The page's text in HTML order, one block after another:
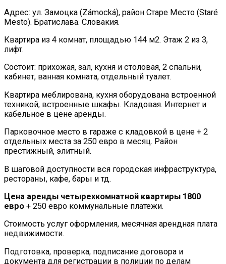
Адрес: ул. Замоцка (Zámocká), район Старе Место (Staré
Mesto). Братислава. Словакия.
Квартира из 4 комнат, площадью 144 м2. Этаж 2 из 3,
лифт.
Состоит: прихожая, зал, кухня и столовая, 2 спальни,
кабинет, ванная комната, отдельный туалет.
Квартира меблирована, кухня оборудована встроенной
техникой, встроенные шкафы. Кладовая. Интернет и
кабельное в цене аренды.
Парковочное место в гараже с кладовкой в цене + 2
отдельных места за 250 евро в месяц. Район
престижный, элитный.
В шаговой доступности вся городская инфраструктура,
рестораны, кафе, бары и тд.
Цена аренды четырехкомнатной квартиры 1800
евро + 250 евро коммунальные платежи.
Стоимость услуг оформления, месячная арендная плата
недвижимости.
Подготовка, проверка, подписание договора и
документа для регистрации в полиции по делам